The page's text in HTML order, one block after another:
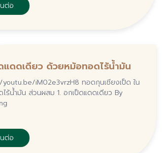
ต่อ
แดดเดียว ด้วยหม้อทอดไร้น้ำมัน
iM02e3vrzH8 ทอดกุนเชียงเป็ด ใน
ร้น้ำมัน ส่วนผสม 1. อกเป็ดแดดเดียว By
ต่อ